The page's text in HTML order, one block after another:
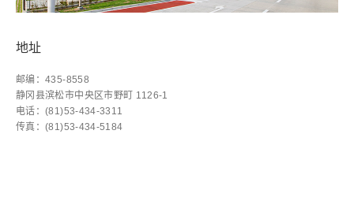
地址
邮编：435-8558
静冈县滨松市中央区市野町 1126-1
电话：(81)53-434-3311
传真：(81)53-434-5184